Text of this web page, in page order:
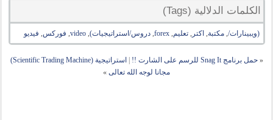
الكلمات الدلالية (Tags)
(ويبينارات/,مكتبة, اكتر ,تعليم,
forex
,دروس/استراتيجيات),
video
, فوركس, فيديو
« حمل برنامج Snag It للرسم على الشارت !!
استراتيجية (Scientific Trading Machine)
مجانا لوجه الله تعالى »